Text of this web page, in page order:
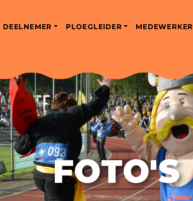
DEELNEMER PLOEGLEIDER MEDEWERKER
FOTO'S